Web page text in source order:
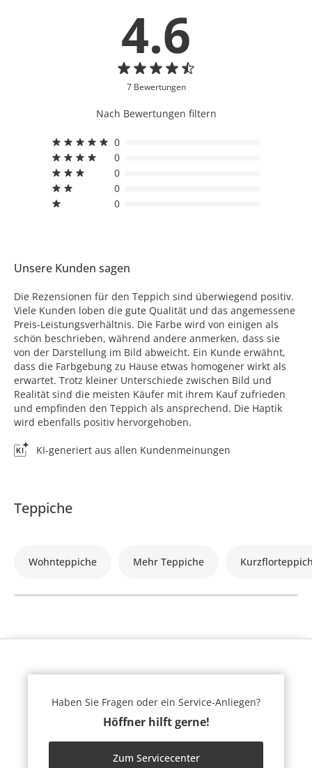
4.6
7 Bewertungen
Nach Bewertungen filtern
0
0
0
0
0
Unsere Kunden sagen
Die Rezensionen für den Teppich sind überwiegend positiv.
Viele Kunden loben die gute Qualität und das angemessene
Preis-Leistungsverhältnis. Die Farbe wird von einigen als
schön beschrieben, während andere anmerken, dass sie
von der Darstellung im Bild abweicht. Ein Kunde erwähnt,
dass die Farbgebung zu Hause etwas homogener wirkt als
erwartet. Trotz kleiner Unterschiede zwischen Bild und
Realität sind die meisten Käufer mit ihrem Kauf zufrieden
und empfinden den Teppich als ansprechend. Die Haptik
wird ebenfalls positiv hervorgehoben.
KI-generiert aus allen Kundenmeinungen
Teppiche
Wohnteppiche Mehr Teppiche
Haben Sie Fragen oder ein Service-Anliegen?
Höffner hilft gerne!
Zum Servicecenter